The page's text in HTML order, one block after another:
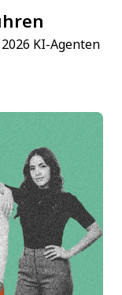
KI-Agenten